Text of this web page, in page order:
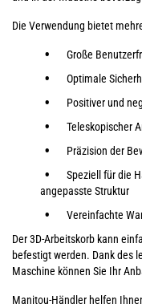
Die Verwendung bietet
Große
Optimale
Positiver und
Teleskopischer
Präzision der
Speziell für die
angepasste Struktur
Vereinfachte
Der 3D-Arbeitskorb kann
befestigt werden. Dank des
Maschine können Sie Ihr
Manitou-Händler helfen